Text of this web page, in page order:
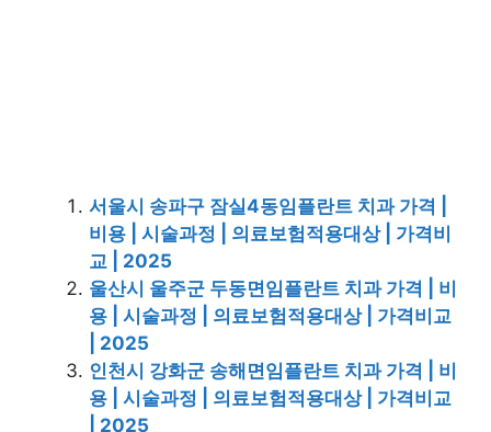
서울시 송파구 잠실4동임플란트 치과 가격 |
비용 | 시술과정 | 의료보험적용대상 | 가격비
교 | 2025
울산시 울주군 두동면임플란트 치과 가격 | 비
용 | 시술과정 | 의료보험적용대상 | 가격비교
| 2025
인천시 강화군 송해면임플란트 치과 가격 | 비
용 | 시술과정 | 의료보험적용대상 | 가격비교
| 2025